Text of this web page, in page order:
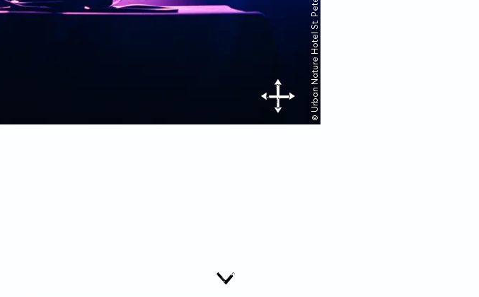
© Urban Nature Hotel St. Peter-Ording